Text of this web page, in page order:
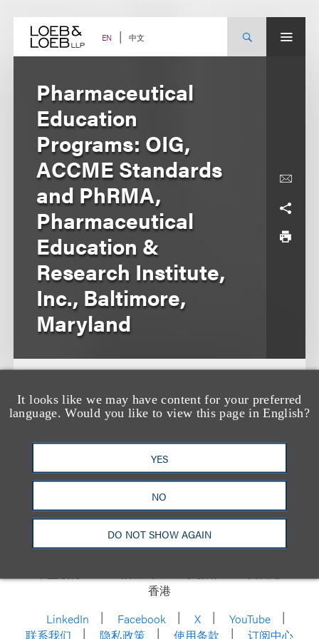
content EN 中文
It looks like we may have content for your preferred
language. Would you like to view this page in English?
YES
NO
DO NOT SHOW AGAIN
Pharmaceutical
Education
Programs: OIG,
ACCME Standards
and PhRMA,
Pharmaceutical
Education &
Research Institute,
Inc., Baltimore,
Maryland
October 23, 2008
香港
LinkedIn
Facebook X
YouTube
联系我们
隐私政策 使用条款 订阅中心